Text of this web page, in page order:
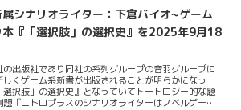
。こちらは「マケイン」の画集となる。この数
編集は8巻後のストーリー展開を主軸と...
シナリオライター：下倉バイオ~ゲーム
『「選択肢」の選択史』を2025年9月18
出版社であり同社の系列グループの音羽グループに
くゲーム系新書が出版されることが明らかになっ
選択肢」の選択史』となっていてトートロジー的な題
『ニトロプラスのシナリオライターはノベルゲーム